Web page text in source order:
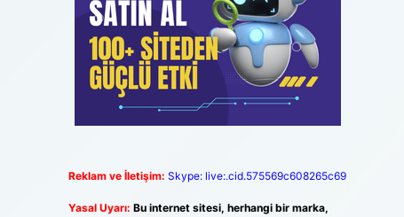
Reklam ve İletişim: Skype: live:.cid.575569c608265c69
Yasal Uyarı: Bu internet sitesi, herhangi bir marka,